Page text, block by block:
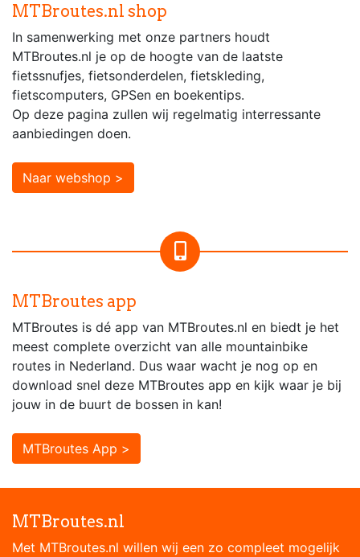
MTBroutes.nl shop
In samenwerking met onze partners houdt
MTBroutes.nl je op de hoogte van de laatste
fietssnufjes, fietsonderdelen, fietskleding,
fietscomputers, GPSen en boekentips.
Op deze pagina zullen wij regelmatig interressante
aanbiedingen doen.
Naar webshop >
MTBroutes app
MTBroutes is dé app van MTBroutes.nl en biedt je het
meest complete overzicht van alle mountainbike
routes in Nederland. Dus waar wacht je nog op en
download snel deze MTBroutes app en kijk waar je bij
jouw in de buurt de bossen in kan!
MTBroutes App >
MTBroutes.nl
Met MTBroutes.nl willen wij een zo compleet mogelijk